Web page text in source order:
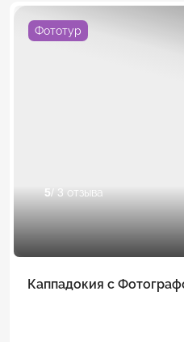
Фототур
5/ 3 отзыва
Каппадокия с